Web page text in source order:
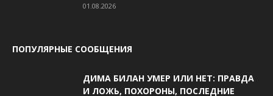
01.08.2026
ПОПУЛЯРНЫЕ СООБЩЕНИЯ
ДИМА БИЛАН УМЕР ИЛИ НЕТ: ПРАВДА
И ЛОЖЬ, ПОХОРОНЫ, ПОСЛЕДНИЕ